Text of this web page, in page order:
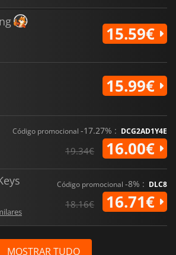
15.59€
15.99€
Código promocional -17.27% : DCG2AD1Y4E
19.34€ 16.00€
Código promocional -8% : DLC8
18.16€ 16.71€
MOSTRAR TUDO